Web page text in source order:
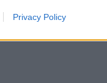
Privacy Policy